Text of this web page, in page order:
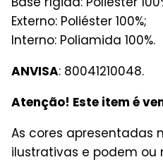
Externo: Poliéster 100%;
Interno: Poliamida 100%.
ANVISA: 80041210048.
Atenção! Este item é
As cores apresentadas
ilustrativas e podem ou